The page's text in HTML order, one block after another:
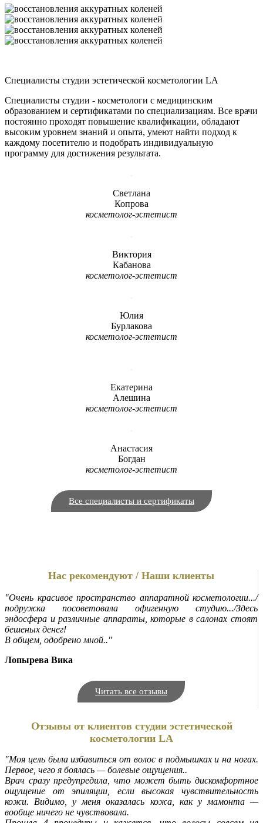
Специалисты студии эстетической косметологии LA
Специалисты студии - косметологи с медицинским
образованием и сертификатами по специализациям. Все врачи
постоянно проходят повышение квалификации, обладают
высоким уровнем знаний и опыта, умеют найти подход к
каждому посетителю и подобрать индивидуальную
программу для достижения результата.
Светлана
Копрова
косметолог-эстетист
Виктория
Кабанова
косметолог-эстетист
Юлия
Бурлакова
косметолог-эстетист
Екатерина
Алешина
косметолог-эстетист
Анастасия
Богдан
косметолог-эстетист
Все специалисты и сертификаты
Нас рекомендуют / Наши клиенты
"Очень красивое пространство аппаратной косметологии.../
подружка посоветовала офигенную студию.../Здесь
эндосфера и различные аппараты, которые в салонах стоят
бешеных денег!
В общем, одобрено мной.."
Лопырева Вика
Читать все отзывы
Отзывы от клиентов студии эстетической
косметологии LA
"Моя цель была избавиться от волос в подмышках и на ногах.
Первое, чего я боялась — болевые ощущения..
Врач сразу предупредила, что может быть дискомфортное
ощущение от эпиляции, если высокая чувствительность
кожи. Видимо, у меня оказалась кожа, как у мамонта —
вообще ничего не чувствовала.